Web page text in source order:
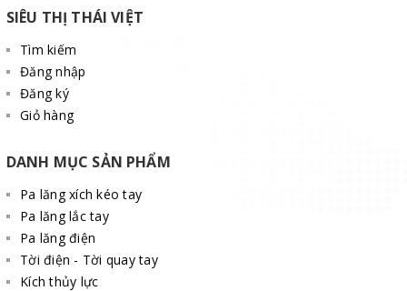
SIÊU THỊ THÁI VIỆT
Tìm kiếm
Đăng nhập
Đăng ký
Giỏ hàng
DANH MỤC SẢN PHẨM
Pa lăng xích kéo tay
Pa lăng lắc tay
Pa lăng điện
Tời điện - Tời quay tay
Kích thủy lực